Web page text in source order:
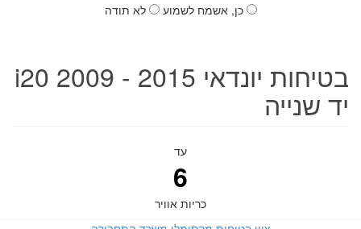
כן, אשמח לשמוע
לא תודה
בטיחות יונדאי i20 2009 - 2015
יד שנייה
עד
6
כריות אוויר